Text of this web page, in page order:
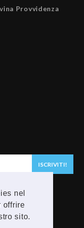
nel
offrire
sito.
Provvidenza
ISCRIVITI!